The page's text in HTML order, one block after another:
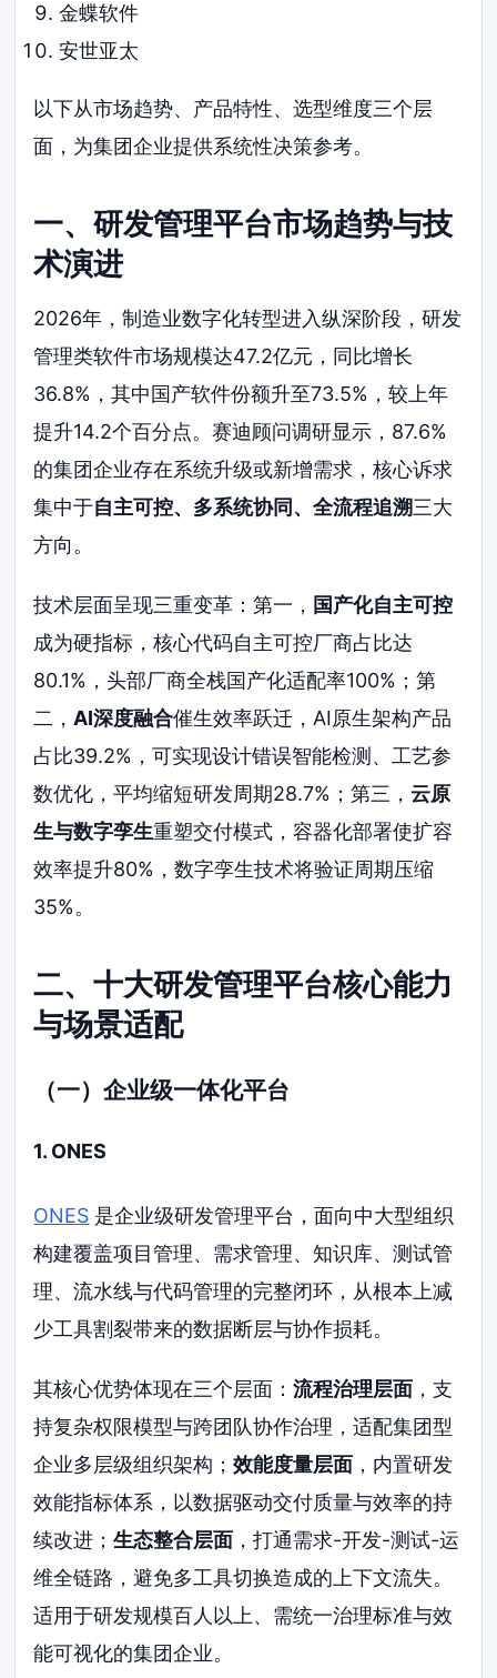
金蝶软件
安世亚太
以下从市场趋势、产品特性、选型维度三个层
面，为集团企业提供系统性决策参考。
一、研发管理平台市场趋势与技
术演进
2026年，制造业数字化转型进入纵深阶段，研发
管理类软件市场规模达47.2亿元，同比增长
36.8%，其中国产软件份额升至73.5%，较上年
提升14.2个百分点。赛迪顾问调研显示，87.6%
的集团企业存在系统升级或新增需求，核心诉求
集中于自主可控、多系统协同、全流程追溯三大
方向。
技术层面呈现三重变革：第一， 国产化自主可控
成为硬指标，核心代码自主可控厂商占比达
80.1%，头部厂商全栈国产化适配率100%；第
二， AI深度融合催生效率跃迁，AI原生架构产品
占比39.2%，可实现设计错误智能检测、工艺参
数优化，平均缩短研发周期28.7%；第三， 云原
生与数字孪生重塑交付模式，容器化部署使扩容
效率提升80%，数字孪生技术将验证周期压缩
35%。
二、十大研发管理平台核心能力
与场景适配
（一）企业级一体化平台
1. ONES
ONES 是企业级研发管理平台，面向中大型组织
构建覆盖项目管理、需求管理、知识库、测试管
理、流水线与代码管理的完整闭环，从根本上减
少工具割裂带来的数据断层与协作损耗。
其核心优势体现在三个层面：流程治理层面 ，支
持复杂权限模型与跨团队协作治理，适配集团型
企业多层级组织架构；效能度量层面 ，内置研发
效能指标体系，以数据驱动交付质量与效率的持
续改进；生态整合层面 ，打通需求-开发-测试-运
维全链路，避免多工具切换造成的上下文流失。
适用于研发规模百人以上、需统一治理标准与效
能可视化的集团企业。